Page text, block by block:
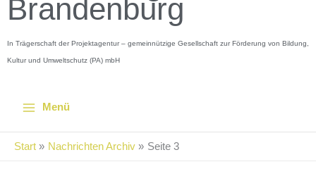
Brandenburg
In Trägerschaft der Projektagentur – gemeinnützige Gesellschaft zur Förderung von Bildung,
Kultur und Umweltschutz (PA) mbH
Menü
Start Nachrichten Archiv Seite 3